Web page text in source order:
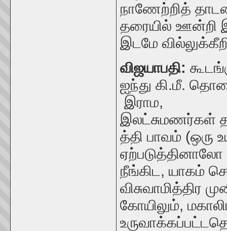
நாணேற்றித்
தரையில் ஊன்றி
இடமே
விஜயாபதி:
ஐந்து கி.மீ.
இராம,
இலட்சுமணர்கள்
த்தி பாவம் (ஒரு
ஏற்படுத்தினாலோ
நீங்கிட, யாகம்
கோயிலும்,